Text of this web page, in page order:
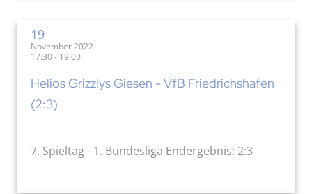
19
November 2022
17:30 - 19:00
Helios Grizzlys Giesen - VfB Friedrichshafen
(2:3)
7. Spieltag - 1. Bundesliga Endergebnis: 2:3